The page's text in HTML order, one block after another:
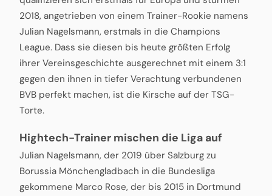
2018, angetrieben von einem Trainer-Rookie namens
Julian Nagelsmann, erstmals in die Champions
League. Dass sie diesen bis heute größten Erfolg
ihrer Vereinsgeschichte ausgerechnet mit einem 3:1
gegen den ihnen in tiefer Verachtung verbundenen
BVB perfekt machen, ist die Kirsche auf der TSG-
Torte.
Hightech-Trainer mischen die Liga auf
Julian Nagelsmann, der 2019 über Salzburg zu
Borussia Mönchengladbach in die Bundesliga
gekommene Marco Rose, der bis 2015 in Dortmund